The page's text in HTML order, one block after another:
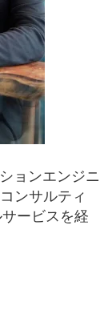
ョンエンジニ
ンサルティ
ービスを経